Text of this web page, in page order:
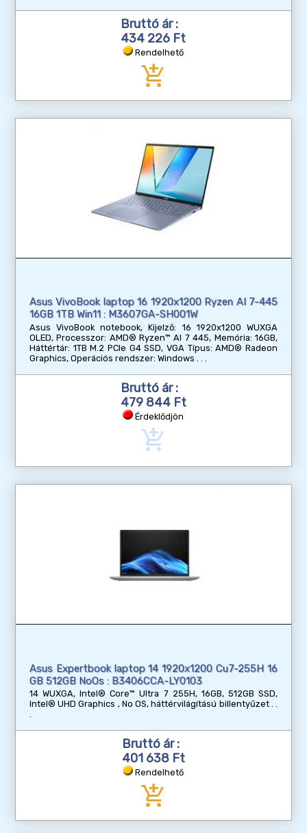
Bruttó ár :
434 226 Ft
Rendelhető
add_shopping_cart
Asus VivoBook laptop 16 1920x1200 Ryzen AI 7-445
16GB 1TB Win11 : M3607GA-SH001W
Asus VivoBook notebook, Kijelző: 16 1920x1200 WUXGA
OLED, Processzor: AMD® Ryzen™ AI 7 445, Memória: 16GB,
Háttértár: 1TB M.2 PCIe G4 SSD, VGA Típus: AMD® Radeon
Graphics, Operációs rendszer: Windows
Bruttó ár :
479 844 Ft
Érdeklődjön
add_shopping_cart
Asus Expertbook laptop 14 1920x1200 Cu7-255H 16
GB 512GB NoOs : B3406CCA-LY0103
14 WUXGA, Intel® Core™ Ultra 7 255H, 16GB, 512GB SSD,
Intel® UHD Graphics , No OS, háttérvilágítású billentyűzet
Bruttó ár :
401 638 Ft
Rendelhető
add_shopping_cart